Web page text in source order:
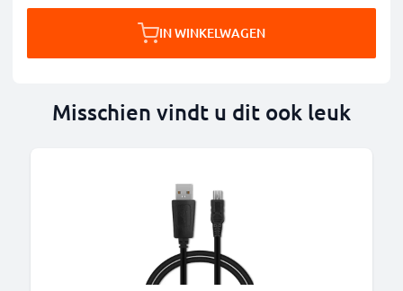
IN WINKELWAGEN
Misschien vindt u dit ook leuk